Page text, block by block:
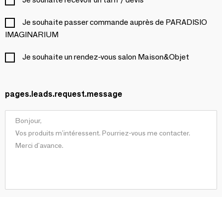
Je souhaite passer commande auprès de PARADISIO
IMAGINARIUM
Je souhaite un rendez-vous salon Maison&Objet
pages.leads.request.message